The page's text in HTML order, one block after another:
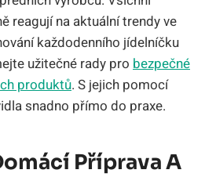
reagují na aktuální trendy ve
každodenního jídelníčku
užitečné rady pro bezpečné
produktů. S jejich pomocí
snadno přímo do praxe.
Příprava A